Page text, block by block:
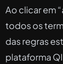
Ao clicar em
todos os
das regras
plataforma